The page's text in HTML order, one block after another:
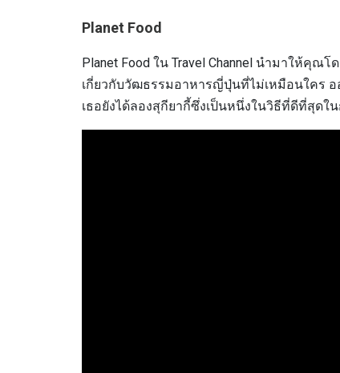
Planet Food
Planet Food ใน Travel Channel นำมาให้คุณ
เกี่ยวกับวัฒธรรมอาหารญี่ปุ่นที่ไม่เหมือนใคร
เธอยังได้ลองสุกียากี้ซึ่งเป็นหนึ่งในวิธีที่ดีที่สุดใ